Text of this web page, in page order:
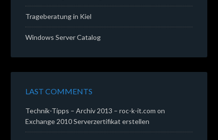
Trageberatung in Kiel
Windows Server Catalog
LAST COMMENTS
Technik-Tipps – Archiv 2013 – roc-k-it.com on
Exchange 2010 Serverzertifikat erstellen